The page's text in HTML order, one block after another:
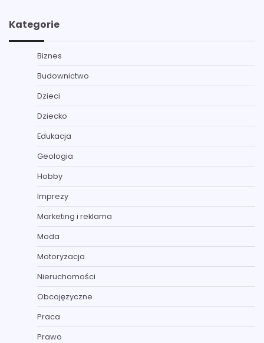
Kategorie
Biznes
Budownictwo
Dzieci
Dziecko
Edukacja
Geologia
Hobby
Imprezy
Marketing i reklama
Moda
Motoryzacja
Nieruchomości
Obcojęzyczne
Praca
Prawo